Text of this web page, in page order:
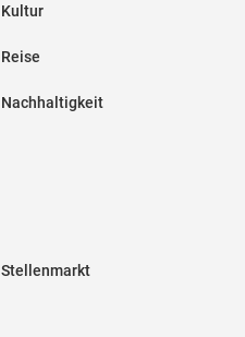
Kultur
Reise
Nachhaltigkeit
Stellenmarkt